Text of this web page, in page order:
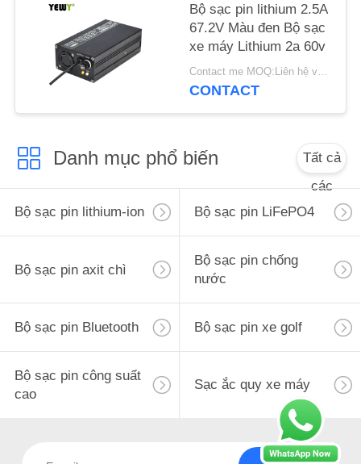
TRANG
WEB
PRIVACY
POLICY
Bộ sạc pin lithium 2.5A
67.2V Màu đen Bộ sạc
xe máy Lithium 2a 60v
Contact me MOQ:Liên hệ với tôi
CONTACT
Danh mục phổ biến
Tất cả
các
Bộ sạc pin lithium-ion
Bộ sạc pin LiFePO4
Bộ sạc pin axit chì
Bộ sạc pin chống
nước
Bộ sạc pin Bluetooth Bộ sạc pin xe golf
Bộ sạc pin công suất
cao
Sạc ắc quy xe máy